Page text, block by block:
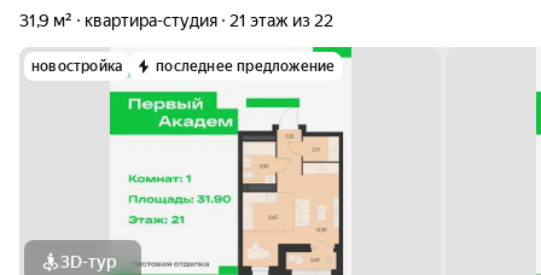
31,9 м²
квартира-студия 21 этаж из 22
новостройка последнее предложение
3D-тур